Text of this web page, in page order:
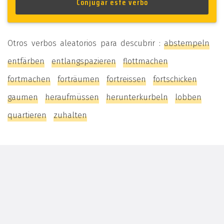
Otros verbos aleatorios para descubrir : abstempeln
entfärben
entlangspazieren
flottmachen
fortmachen
forträumen fortreissen
fortschicken
gaumen
heraufmüssen herunterkurbeln
lobben
quartieren
zuhalten